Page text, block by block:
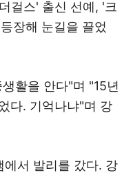
걸스' 출신 선예, '크
장해 눈길을 끌었
활을 안다"며 "15년
다. 기억나냐"며 강
에서 발리를 갔다. 강